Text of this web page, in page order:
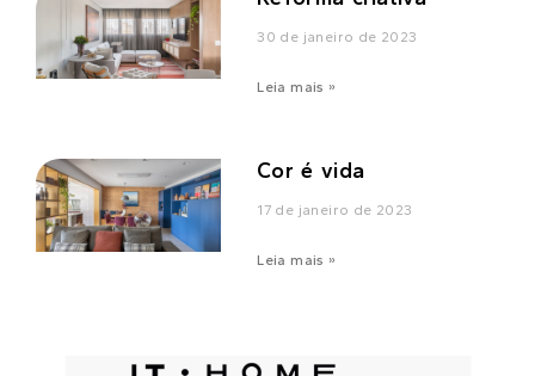
30 de janeiro de 2023
Leia mais »
Cor é vida
17 de janeiro de 2023
Leia mais »